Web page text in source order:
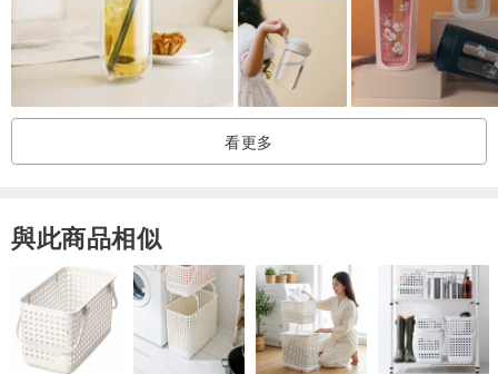
____________________________________________________
⚠️至海外客戶(香港本土除外)⚠️
我們會在入口的文件中選寫禮物，和物品的出售金額(美金)。
如有入口稅金，閣下需貨到時自付。
我們是不負責閣下國家的入口稅金， 敬請留意！🙇🏻‍♂️
看更多
與此商品相似